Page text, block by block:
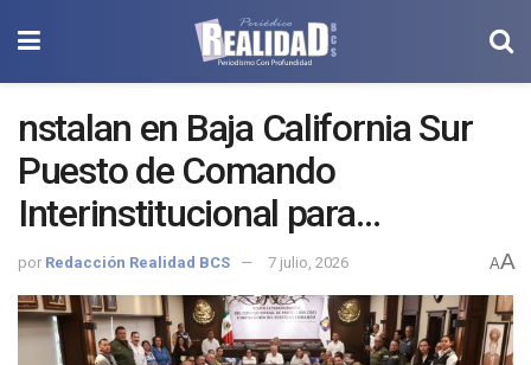
nstalan en Baja California Sur
Puesto de Comando
Interinstitucional para
fortalecer la atención ante la
temporada de ciclones
tropicales
por Redacción Realidad BCS 7 julio, 2026 AA